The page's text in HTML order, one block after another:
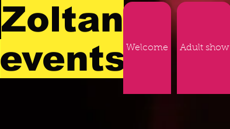
Zoltan
events Welcome Adult show